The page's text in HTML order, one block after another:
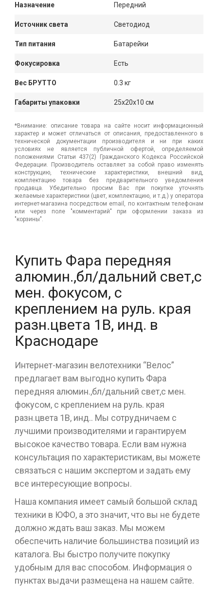
Назначение Передний
Источник света Светодиод
Тип питания Батарейки
Фокусировка Есть
Вес БРУТТО 0.3 кг
Габариты упаковки 25x20x10 см
*Внимание: описание товара на сайте носит информационный
характер и может отличаться от описания, предоставленного в
технической документации производителя и ни при каких
условиях не является публичной офертой, определяемой
положениями Статьи 437(2) Гражданского Кодекса Российской
Федерации. Производитель оставляет за собой право изменять
конструкцию, технические характеристики, внешний вид,
комплектацию товара без предварительного уведомления
продавца. Убедительно просим Вас при покупке уточнять
желаемые характеристики (цвет, комплектацию, и т.д.) у оператора
интернет-магазина посредством email, по контактным телефонам
или через поле "комментарий" при оформлении заказа из
"корзины".
Купить Фара передняя
алюмин.,бл/дальний свет,с
мен. фокусом, с
креплением на руль. края
разн.цвета 1В, инд. в
Краснодаре
Интернет-магазин велотехники “Велос”
предлагает вам выгодно купить Фара
передняя алюмин.,бл/дальний свет,с мен.
фокусом, с креплением на руль. края
разн.цвета 1В, инд.. Мы сотрудничаем с
лучшими производителями и гарантируем
высокое качество товара. Если вам нужна
консультация по характеристикам, вы можете
связаться с нашим экспертом и задать ему
все интересующие вопросы.
Наша компания имеет самый большой склад
техники в ЮФО, а это значит, что вы не будете
должно ждать ваш заказ. Мы можем
обеспечить наличие большинства позиций из
каталога. Вы быстро получите покупку
удобным для вас способом. Информация о
пунктах выдачи размещена на нашем сайте.